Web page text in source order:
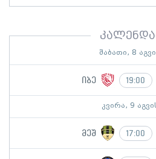
შაბათი, 8
იბე 19:00
კვირა, 9
მეშ 17:00